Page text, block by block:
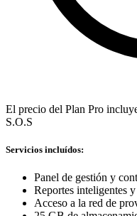
El precio del Plan Pro
S.O.S
Servicios incluídos:
Panel de gestión y
Reportes inteligentes
Acceso a la red de